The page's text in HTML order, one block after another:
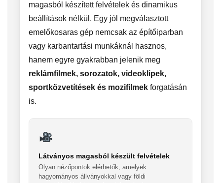
magasból készített felvételek és dinamikus
beállítások nélkül. Egy jól megválasztott
emelőkosaras gép nemcsak az építőiparban
vagy karbantartási munkáknál hasznos,
hanem egyre gyakrabban jelenik meg
reklámfilmek, sorozatok, videoklipek,
sportközvetítések és mozifilmekforgatásán
is.
Látványos magasból készült felvételek
Olyan nézőpontok elérhetők, amelyek
hagyományos állványokkal vagy földi